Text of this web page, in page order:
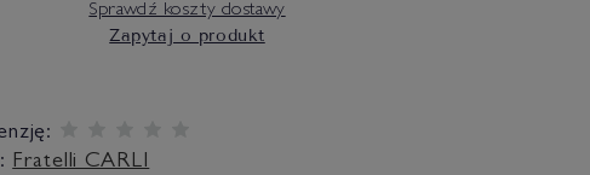
Sprawdź koszty dostawy
Zapytaj o produkt
Fratelli CARLI